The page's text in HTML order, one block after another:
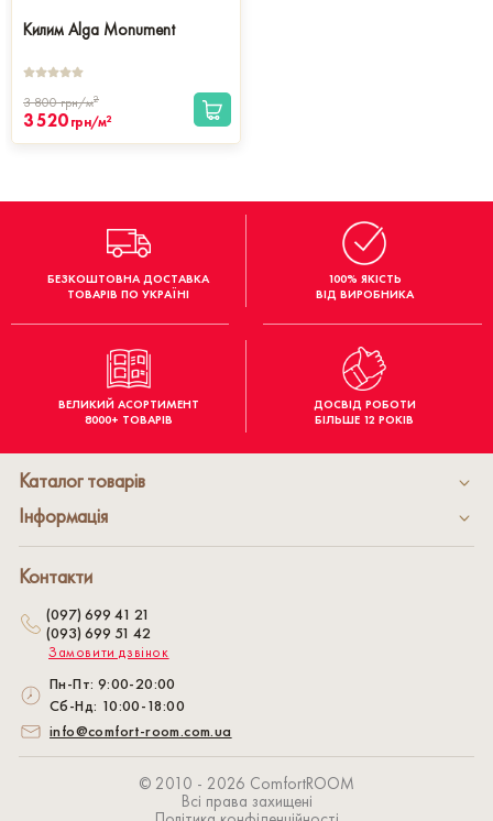
Килим Alga Monument
3 800грн/м2
3 520 грн/м2
БЕЗКОШТОВНА ДОСТАВКА
ТОВАРІВ ПО УКРАЇНІ
100% ЯКІСТЬ
ВІД ВИРОБНИКА
ВЕЛИКИЙ АСОРТИМЕНТ
8000+ ТОВАРІВ
ДОСВІД РОБОТИ
БІЛЬШЕ 12 РОКІВ
© 2010 - 2026 СomfortROOM
Всі права захищені
Каталог товарів
Інформація
Контакти
(097) 699 41 21
(093) 699 51 42
Замовити дзвінок
Пн-Пт: 9:00-20:00
Сб-Нд: 10:00-18:00
info@comfort-room.com.ua